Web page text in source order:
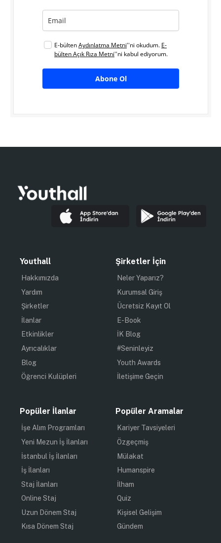
E-bültenAydınlatma Metni''ni okudum. E-
bülten Açık Rıza Metni''ni kabul ediyorum.
Abone Ol
Youthall
Hakkımızda
Yardım
Şirketler
İlanlar
Etkinlikler
Ayrıcalıklar
Blog
Öğrenci Kulüpleri
Şirketler İçin
Neler Yaparız?
Kurumsal Giriş
Ücretsiz Kayıt Ol
E-Book
İK Blog
#Seninleyiz
Youth Awards
İletişime Geçin
Popüler İlanlar
İşe Alım Programları
Yeni Mezun İş İlanları
İstanbul İş İlanları
İş İlanları
Staj İlanları
Online Staj
Uzun Dönem Staj
Kısa Dönem Staj
Popüler Aramalar
Kariyer Tavsiyeleri
Özgeçmiş
Mülakat
Humanspire
İlham
Quiz
Kişisel Gelişim
Gündem